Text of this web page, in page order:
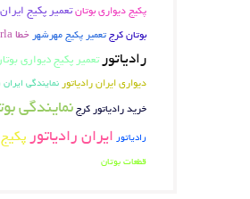
پکیج دیواری بوتانتعمیر پکیج
بوتان کرجتعمیر پکیج مهرشهر خطا perla
رادیاتورتعمیر پکیج دیواری
دیواری ایران رادیاتور نمایندگی
خرید رادیاتور کرجنمایندگی
رادیاتور ایران رادیاتور
قطعات بوتان